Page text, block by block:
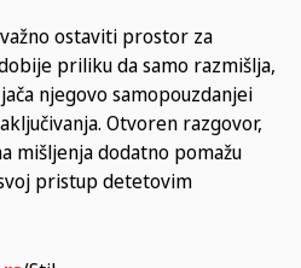
ostaviti prostor za
priliku da samo razmišlja,
njegovo samopouzdanjei
Otvoren razgovor,
mišljenja dodatno pomažu
pristup detetovim